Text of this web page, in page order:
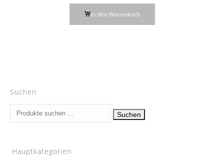
In den Warenkorb
Suchen
Suchen
nach:
Suchen
Hauptkategorien